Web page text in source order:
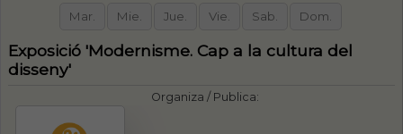
Mar. Mie. Jue. Vie. Sab. Dom.
Exposició 'Modernisme. Cap a la cultura del
disseny'
Organiza / Publica: